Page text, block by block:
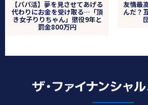
【パパ活】夢を見させてあげる
代わりにお金を受け取る…「頂
き女子りりちゃん」懲役9年と
罰金800万円
友情最
んだ？